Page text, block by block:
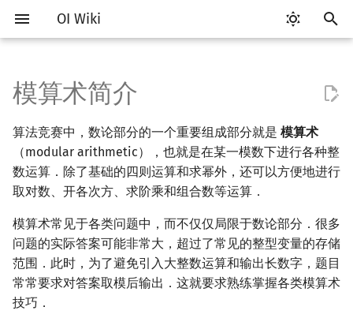
OI Wiki
入
以
开
始
搜
索
Getting Started
关于本项目
如何参与
OI Wiki 不是什么
格式手册
数学符号表
比赛相关简介
赛事 ICPC/CCPC 赛事与赛制
题型
交互题
学习路线
学习资源
技巧
分段打表
常见错误
常见技巧
工具软件简介
代码编辑工具 Emacs
VS Code
Atom
Eclipse
评测工具
Arbiter
Cena
CCR Plus
Lemon
命令行
命令行编译与调试
编译器
通用
Generator
Validator
Interactor
语言基础简介
C++ 基础 C++ 语法基础
变量
运算
流程控制语句
C++ 标准库
STL 容器
STL 算法
bitset
string
C++ 进阶
命名空间
值类别
重载运算符
引用
C++ 与其他常用语言的区别
Pascal 转 C++ 急救
算法基础简介
复杂度 均摊复杂度
枚举
模拟
递归 & 分治
贪心
选择排序
冒泡排序
插入排序
计数排序
搜索部分简介
DFS（搜索）
BFS（搜索）
双向搜索
启发式搜索
A*
动态规划部分简介
动态规划基础
记忆化搜索
背包 DP
区间 DP
DAG 上的 DP
单调队列/单调栈优化
斜率优化
四边形不等式优化
Slope Trick 优化
字符串部分简介
字符串基础
标准库
字符串匹配
字符串哈希
字典树 (Trie)
最优原地后缀排序算法
数字系统简介
进位制
平衡三进制
格雷码
C/C++ 的整数除法和取模运算
模整数类
相关算法
快速乘
Barrett 约减
Montgomery 模乘
多项式与生成函数简介
代数基本定理
快速傅里叶变换
快速数论变换
快速沃尔什变换
Chirp Z 变换
排列组合
抽屉原理
容斥原理
斐波那契数列
错位排列
卡特兰数
线性代数简介
向量
内积和外积
矩阵
初等变换
行列式
线性规划基础
单纯形法
基本概念
群论
环论
域论
Schreier–Sims 算法
基本概念
条件概率与独立性
随机变量
随机变量的数字特征
概率不等式
博弈论简介
公平组合游戏
零和游戏
非公平组合游戏
插值
数值积分
高斯消元
牛顿迭代法
数据结构部分简介
栈
队列
链表
哈希表
并查集
并查集复杂度
二叉堆
配对堆
左偏树
块状数组
块状链表
树分块
Sqrt Tree
线段树合并 & 分裂
李超线段树
猫树
区间最值操作 & 区间历史
值
Treap
Splay 树
WBLT
替罪羊树
可持久化线段树
可持久化块状数组
可持久化平衡树
可持久化字典树
平衡树套线段树
线段树套平衡树
树状数组套权值线段树
分块套树状数组
全局平衡二叉树
Euler Tour Tree
Top Tree
图论部分简介
图论相关概念
图的存储
DFS（图论）
BFS（图论）
树上问题
树的直径
树的中心
树的重心
最近公共祖先
差分约束
k 短路
同余最短路
最小树形图
最小直径生成树
双连通分量
割点和桥
圆方树
点/边连通度
最大流
最小割
费用流
上下界网络流
二分图最大匹配
二分图最大权匹配
一般图最大匹配
一般图最大权匹配
计算几何部分简介
二维计算几何基础
三维计算几何基础
距离
Pick 定理
三角剖分
杂项简介
离散化
双指针
离线算法
CDQ 分治
整体二分
莫队算法
分数规划
随机化
随机化技巧
爬山算法
模拟退火
RMQ
并查集应用
括号序列
线段树与离线询问
模算术简介
算法竞赛中，数论部分的一个重要组成部分就是 模算术
（modular arithmetic），也就是在某一模数下进行各种整
数运算．除了基础的四则运算和求幂外，还可以方便地进行
取对数、开各次方、求阶乘和组合数等运算．
模算术常见于各类问题中，而不仅仅局限于数论部分．很多
问题的实际答案可能非常大，超过了常见的整型变量的存储
范围．此时，为了避免引入大整数运算和输出长数字，题目
常常要求对答案取模后输出．这就要求熟练掌握各类模算术
技巧．